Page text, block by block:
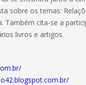
sobre os temas:
Também cita-se a
livros e artigos.